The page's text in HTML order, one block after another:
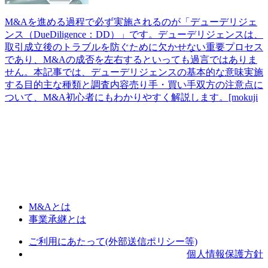
M&Aを進める過程で必ず実施されるのが「デューデリジェ
ンス（DueDiligence：DD）」です。デューデリジェンスは、
取引成立後のトラブルを防ぐために欠かせない重要プロセス
であり、M&Aの成否を左右するといっても過言ではありま
せん。本記事では、デューデリジェンスの基本的な意味実施
する目的主な種類と調査内容売り手・買い手双方の注意点に
ついて、M&A初心者にもわかりやすく解説します。[mokuji
M&Aとは
事業承継とは
ご利用にあたって(外部送信ポリシー等)
個人情報保護方針